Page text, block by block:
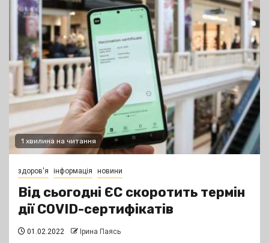
1 хвилина на читання
здоров'я інформація новини
Від сьогодні ЄС скоротить термін
дії COVID-сертифікатів
01.02.2022 Ірина Паясь